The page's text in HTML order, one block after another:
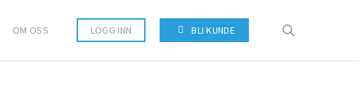
OM OSS LOGG INN BLI KUNDE